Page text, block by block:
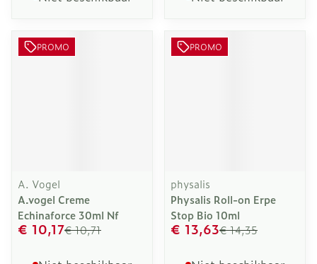
PROMO
A. Vogel
A.vogel Creme
Echinaforce 30ml Nf
€ 10,71
€ 10,17
PROMO
physalis
Physalis Roll-on Erpe
Stop Bio 10ml
€ 14,35
€ 13,63